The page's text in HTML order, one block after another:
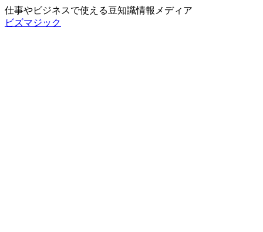
仕事やビジネスで使える豆知識情報メディア
ビズマジック